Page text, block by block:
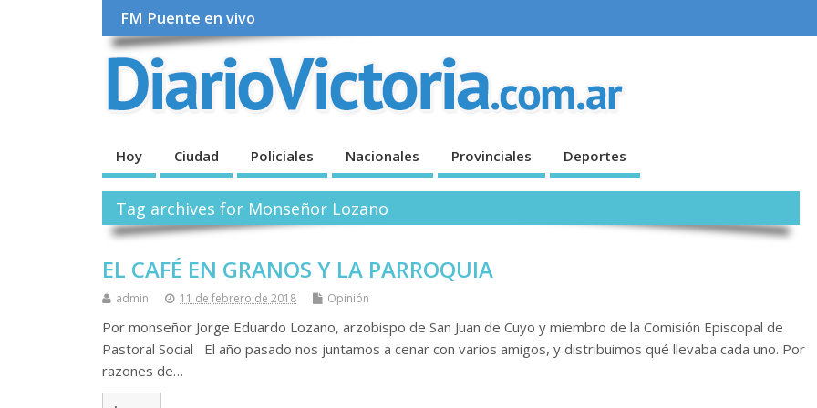
FM Puente en vivo
Hoy Ciudad Policiales Nacionales Provinciales Deportes
Tag archives for Monseñor Lozano
EL CAFÉ EN GRANOS Y LA PARROQUIA
admin 11 de febrero de 2018 Opinión
Por monseñor Jorge Eduardo Lozano, arzobispo de San Juan de Cuyo y miembro de la Comisión Episcopal de
Pastoral Social El año pasado nos juntamos a cenar con varios amigos, y distribuimos qué llevaba cada uno. Por
razones de…